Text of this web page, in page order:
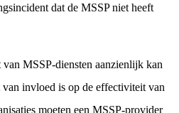
dat de MSSP niet heeft
MSSP-diensten aanzienlijk kan
invloed is op de effectiviteit van
moeten een MSSP-provider